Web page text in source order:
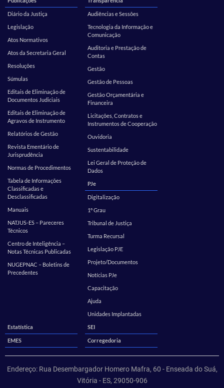
Diário da Justiça
Legislação
Atos Normativos
Atos da Secretaria Geral
Resoluções
Súmulas
Editais de Eliminação de
Documentos Judiciais
Editais de Eliminação de
Agravos de Instrumento
Relatórios de Gestão
Revista Ementário de
Jurisprudência
Normas de Procedimentos
Tabela de Informações
Classificadas e
Desclassificadas
Manuais
NATJUS-ES – Pareceres
Técnicos
Centro de Inteligência –
Notas Técnicas Publicadas
NUGEPNAC – Boletins de
Precedentes
Audiências e Sessões
Tecnologia da Informação e
Comunicação
Auditoria e Prestação de
Contas
Gestão
Gestão de Pessoas
Gestão Orçamentária e
Financeira
Licitações, Contratos e
Instrumentos de Cooperação
Ouvidoria
Sustentabilidade
Lei Geral de Proteção de
Dados
PJe
Digitalização
1º Grau
Tribunal de Justiça
Turma Recursal
Legislação PJE
Projeto/Documentos
Notícias PJe
Capacitação
Ajuda
Unidades Implantadas
Estatística
SEI
EMES Corregedoria
Endereço: Rua Desembargador Homero Mafra, 60 - Enseada do Suá,
Vitória - ES, 29050-906